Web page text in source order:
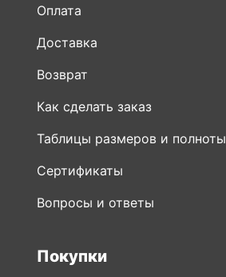
Оплата
Доставка
Возврат
Как сделать заказ
Таблицы размеров и полноты
Сертификаты
Вопросы и ответы
Покупки